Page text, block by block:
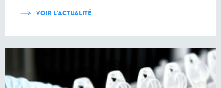
VOIR L'ACTUALITÉ